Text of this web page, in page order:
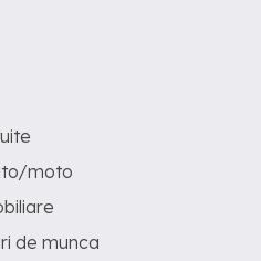
moto
de munca